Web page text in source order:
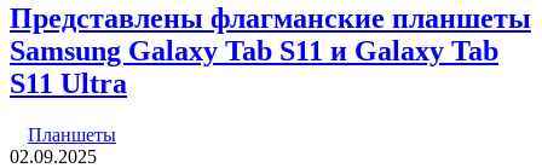
Представлены флагманские планшеты
Samsung Galaxy Tab S11 и Galaxy Tab
S11 Ultra
Планшеты
02.09.2025